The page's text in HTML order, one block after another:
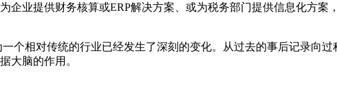
企业提供财务核算或ERP解决方案、或为税务部门提供信息化方
个相对传统的行业已经发生了深刻的变化。从过去的事后记录向
大脑的作用。